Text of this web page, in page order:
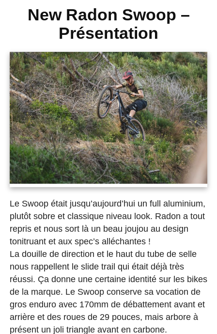
New Radon Swoop –
Présentation
Le Swoop était jusqu’aujourd’hui un full aluminium,
plutôt sobre et classique niveau look. Radon a tout
repris et nous sort là un beau joujou au design
tonitruant et aux spec’s alléchantes !
La douille de direction et le haut du tube de selle
nous rappellent le slide trail qui était déjà très
réussi. Ça donne une certaine identité sur les bikes
de la marque. Le Swoop conserve sa vocation de
gros enduro avec 170mm de débattement avant et
arrière et des roues de 29 pouces, mais arbore à
présent un joli triangle avant en carbone.